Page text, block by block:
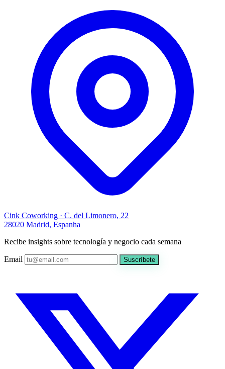
Cink Coworking · C. del Limonero, 22
28020 Madrid, Espanha
Recibe insights sobre tecnología y negocio cada semana
Email Suscríbete